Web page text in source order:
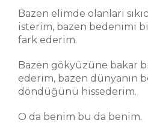
Bazen elimde olanları
isterim, bazen bedenimi
fark ederim.
Bazen gökyüzüne bakar
ederim, bazen dünyanın
döndüğünü hissederim.
O da benim bu da benim.